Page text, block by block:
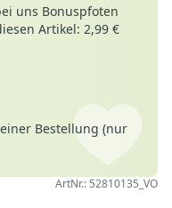
uns Bonuspfoten
Artikel: 2,99 €
Bestellung (nur
ArtNr.: 52810135_VO